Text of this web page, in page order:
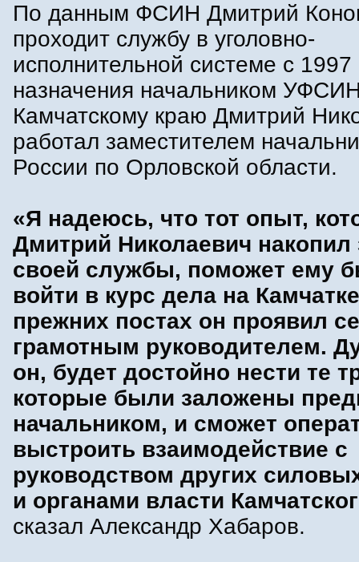
По данным ФСИН Дмитрий
проходит службу в уголовно-
исполнительной системе с 1997
назначения начальником
Камчатскому краю Дмитрий
работал заместителем
России по Орловской области.
«Я надеюсь, что тот опыт,
Дмитрий Николаевич накопил
своей службы, поможет ему
войти в курс дела на
прежних постах он проявил
грамотным руководителем.
он, будет достойно нести те
которые были заложены
начальником, и сможет
выстроить взаимодействие с
руководством других
и органами власти
сказал Александр Хабаров.